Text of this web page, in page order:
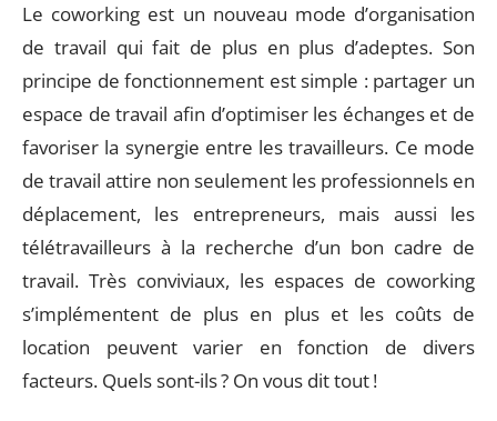
Le coworking est un nouveau mode d’organisation
de travail qui fait de plus en plus d’adeptes. Son
principe de fonctionnement est simple : partager un
espace de travail afin d’optimiser les échanges et de
favoriser la synergie entre les travailleurs. Ce mode
de travail attire non seulement les professionnels en
déplacement, les entrepreneurs, mais aussi les
télétravailleurs à la recherche d’un bon cadre de
travail. Très conviviaux, les espaces de coworking
s’implémentent de plus en plus et les coûts de
location peuvent varier en fonction de divers
facteurs. Quels sont-ils ? On vous dit tout !